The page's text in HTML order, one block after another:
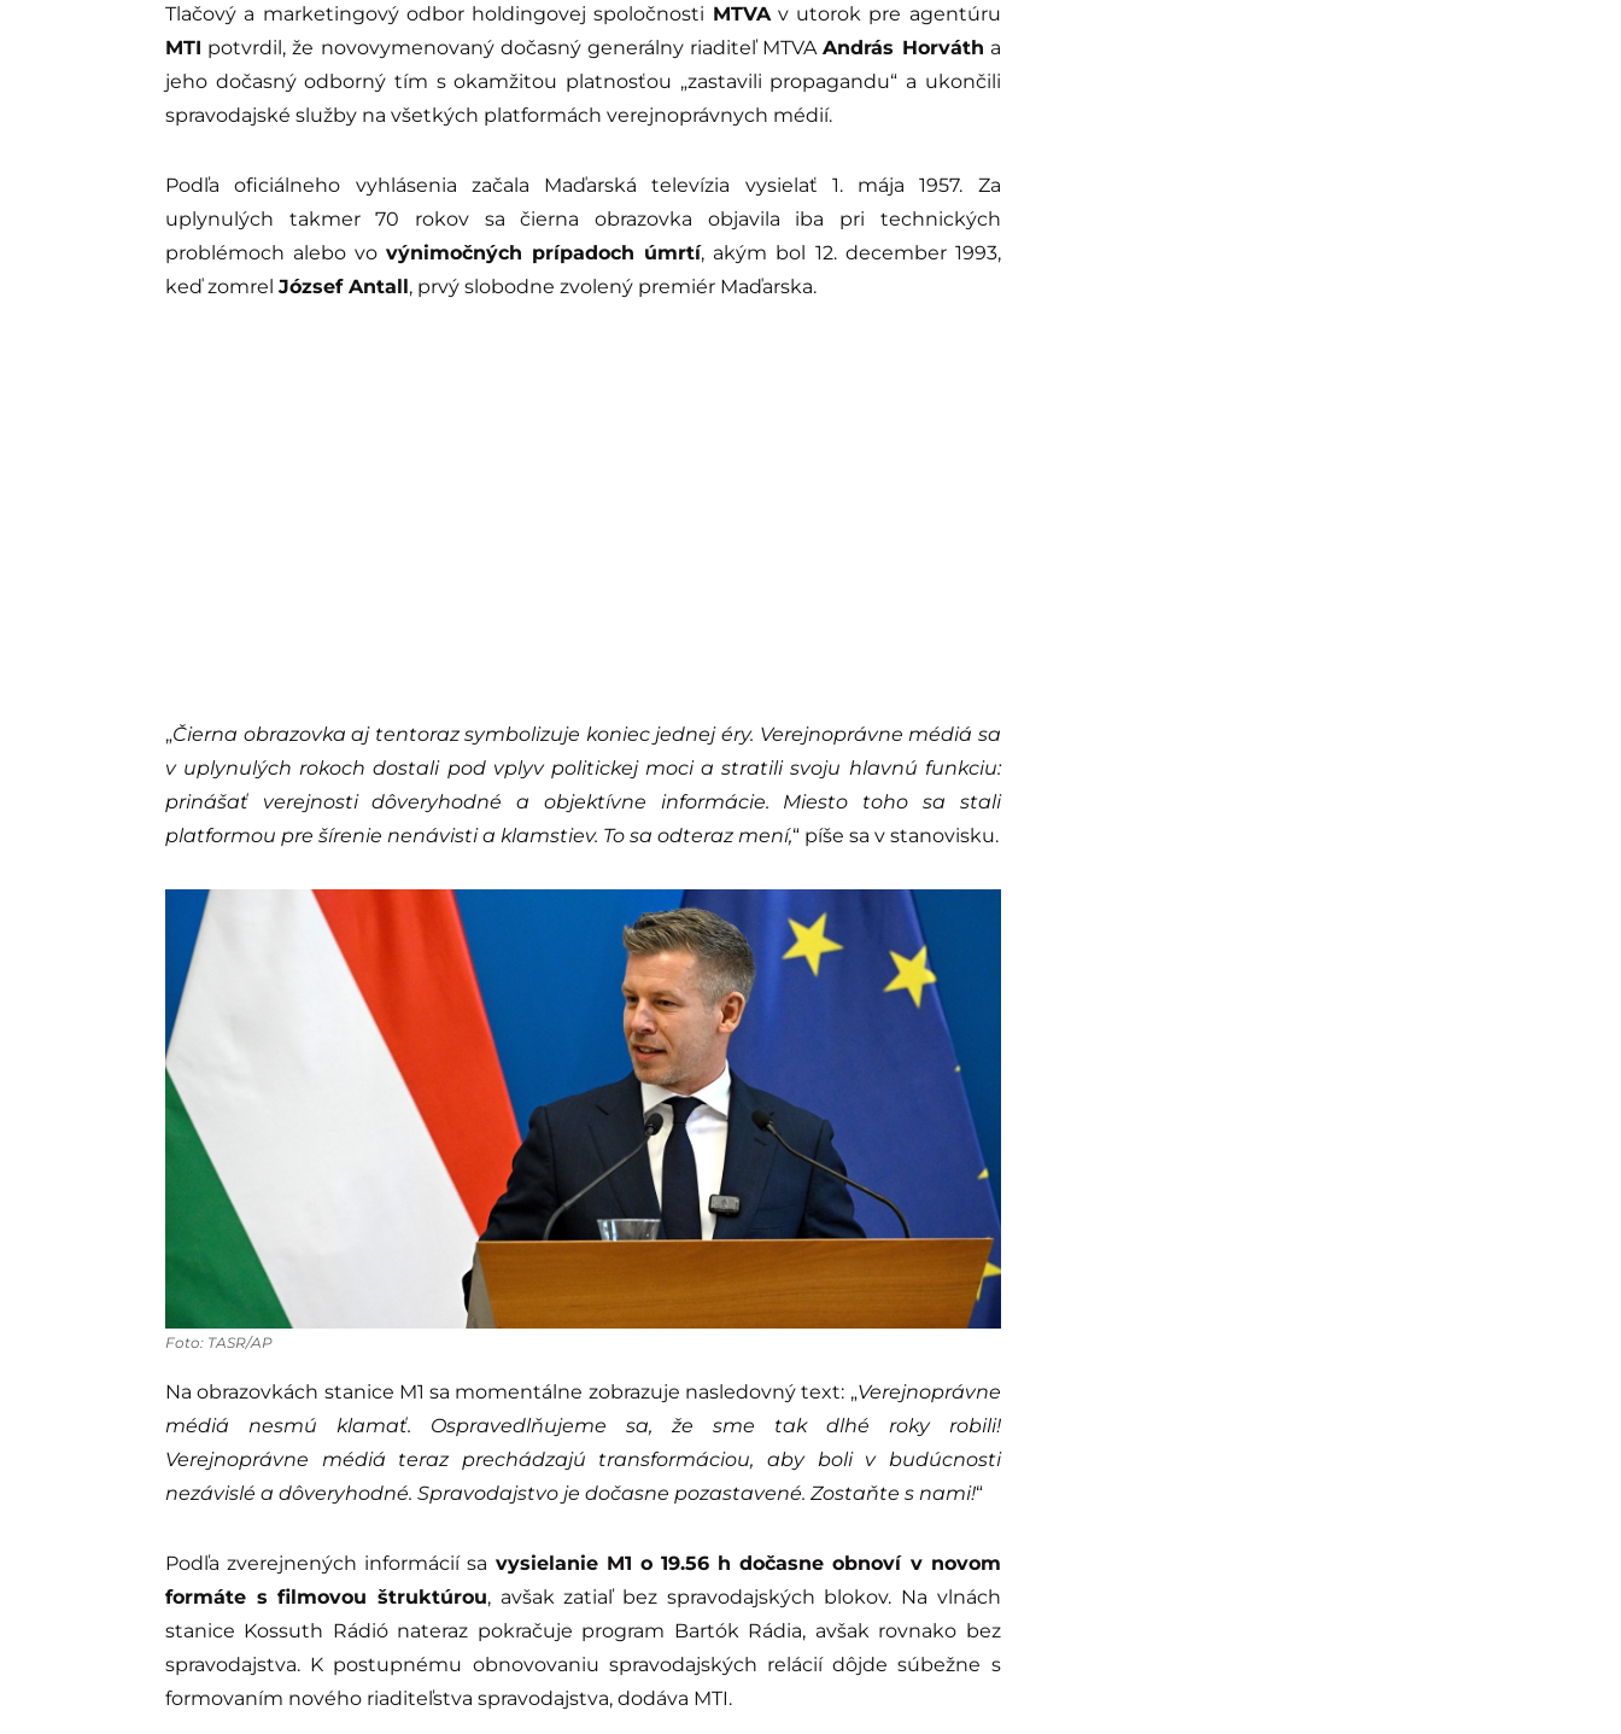
Tlačový a marketingový odbor holdingovej spoločnosti MTVAv utorok pre agentúru
MTI potvrdil, že novovymenovaný dočasný generálny riaditeľ MTVAAndrás Horváth a
jeho dočasný odborný tím s okamžitou platnosťou „zastavili propagandu“ a ukončili
spravodajské služby na všetkých platformách verejnoprávnych médií.
Podľa oficiálneho vyhlásenia začala Maďarská televízia vysielať 1. mája 1957. Za
uplynulých takmer 70 rokov sa čierna obrazovka objavila iba pri technických
problémoch alebo vovýnimočných prípadoch úmrtí, akým bol 12. december 1993,
keď zomrel József Antall, prvý slobodne zvolený premiér Maďarska.
„Čierna obrazovka aj tentoraz symbolizuje koniec jednej éry. Verejnoprávne médiá sa
v uplynulých rokoch dostali pod vplyv politickej moci a stratili svoju hlavnú funkciu:
prinášať verejnosti dôveryhodné a objektívne informácie. Miesto toho sa stali
platformou pre šírenie nenávisti a klamstiev. To sa odteraz mení,“ píše sa v stanovisku.
Foto: TASR/AP
Na obrazovkách stanice M1 sa momentálne zobrazuje nasledovný text: „Verejnoprávne
médiá nesmú klamať. Ospravedlňujeme sa, že sme tak dlhé roky robili!
Verejnoprávne médiá teraz prechádzajú transformáciou, aby boli v budúcnosti
nezávislé a dôveryhodné. Spravodajstvo je dočasne pozastavené. Zostaňte s nami!“
Podľa zverejnených informácií sa vysielanie M1 o 19.56 h dočasne obnoví v novom
formáte s filmovou štruktúrou, avšak zatiaľ bez spravodajských blokov. Na vlnách
stanice Kossuth Rádió nateraz pokračuje program Bartók Rádia, avšak rovnako bez
spravodajstva. K postupnému obnovovaniu spravodajských relácií dôjde súbežne s
formovaním nového riaditeľstva spravodajstva, dodáva MTI.